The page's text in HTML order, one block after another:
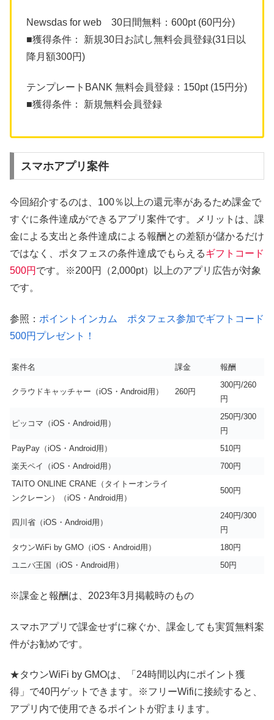
Newsdas for web 30日間無料：600pt (60円分)
■獲得条件： 新規30日お試し無料会員登録(31日以
降月額300円)
テンプレートBANK 無料会員登録：150pt (15円分)
■獲得条件： 新規無料会員登録
スマホアプリ案件
今回紹介するのは、100％以上の還元率があるため課金で
すぐに条件達成ができるアプリ案件です。メリットは、課
金による支出と条件達成による報酬との差額が儲かるだけ
ではなく、ポタフェスの条件達成でもらえるギフトコード
500円 です。※200円（2,000pt）以上のアプリ広告が対象
です。
参照： ポイントインカム ポタフェス参加でギフトコード
500円プレゼント！
案件名 課金 報酬
クラウドキャッチャー（iOS・Android用） 260円
300円/260
円
ピッコマ（iOS・Android用）
250円/300
円
PayPay（iOS・Android用）
510円
楽天ペイ（iOS・Android用）
700円
TAITO ONLINE CRANE（タイトーオンライ
ンクレーン）（iOS・Android用）
500円
四川省（iOS・Android用）
240円/300
円
タウンWiFi by GMO（iOS・Android用）
180円
ユニバ王国（iOS・Android用）
50円
※課金と報酬は、2023年3月掲載時のもの
スマホアプリで課金せずに稼ぐか、課金しても実質無料案
件がお勧めです。
★タウンWiFi by GMOは、「24時間以内にポイント獲
得」で40円ゲットできます。※フリーWifiに接続すると、
アプリ内で使用できるポイントが貯まります。